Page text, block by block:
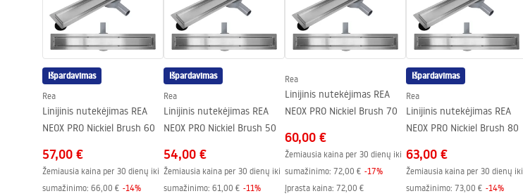
Lukštas
Nano Flex
Garantija
Plieninei konstrukcijai – 120 mėn., kitiems
elementams – 24 mėn
Išpardavimas
Rea
Linijinis nutekėjimas REA
NEOX PRO Nickiel Brush 60
57,00 €
Žemiausia kaina per 30 dienų iki
sumažinimo: 66,00 € -14%
Išpardavimas
Rea
Linijinis nutekėjimas REA
NEOX PRO Nickiel Brush 50
54,00 €
Žemiausia kaina per 30 dienų iki
sumažinimo: 61,00 € -11%
Rea
Linijinis nutekėjimas REA
NEOX PRO Nickiel Brush 70
60,00 €
Žemiausia kaina per 30 dienų iki
sumažinimo: 72,00 € -17%
Įprasta kaina: 72,00 €
Išpardavimas
Rea
Linijinis nutekėjimas REA
NEOX PRO Nickiel Brush 80
63,00 €
Žemiausia kaina per 30 dienų iki
sumažinimo: 73,00 € -14%